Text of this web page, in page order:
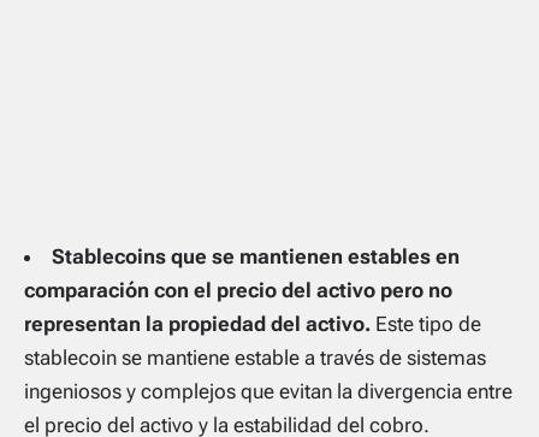
Stablecoins que se mantienen estables en
comparación con el precio del activo pero no
representan la propiedad del activo. Este tipo de
stablecoin se mantiene estable a través de sistemas
ingeniosos y complejos que evitan la divergencia entre
el precio del activo y la estabilidad del cobro.